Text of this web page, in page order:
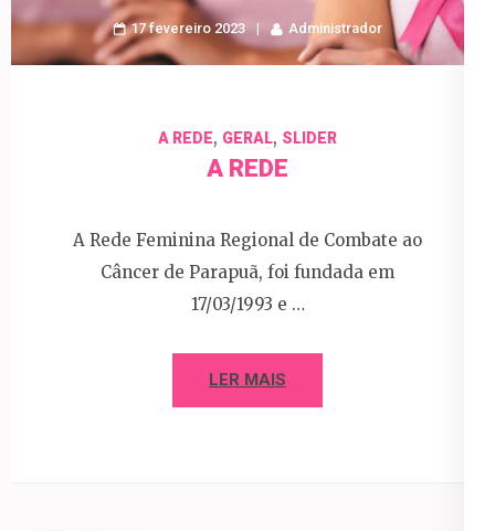
17 fevereiro 2023 Administrador
A REDE, GERAL, SLIDER
A REDE
A Rede Feminina Regional de Combate ao
Câncer de Parapuã, foi fundada em
17/03/1993 e …
LER MAIS